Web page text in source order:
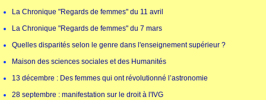
La Chronique "Regards de femmes" du 11 avril
La Chronique "Regards de femmes" du 7 mars
Quelles disparités selon le genre dans l'enseignement supérieur ?
Maison des sciences sociales et des Humanités
13 décembre : Des femmes qui ont révolutionné l’astronomie
28 septembre : manifestation sur le droit à l'IVG